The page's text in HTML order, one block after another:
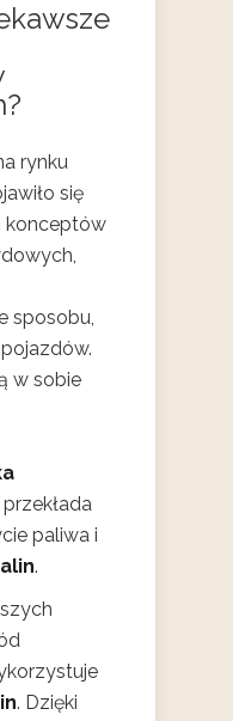
rynku
się
konceptów
sposobu,
w sobie
paliwa i
.
. Dzięki